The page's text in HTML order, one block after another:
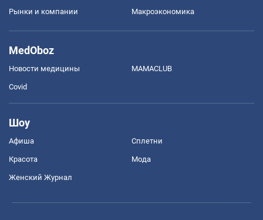
Рынки и компании Mакроэкономика
MedOboz
Новости медицины MAMACLUB
Covid
Шоу
Афиша Сплетни
Красота Мода
Женский Журнал